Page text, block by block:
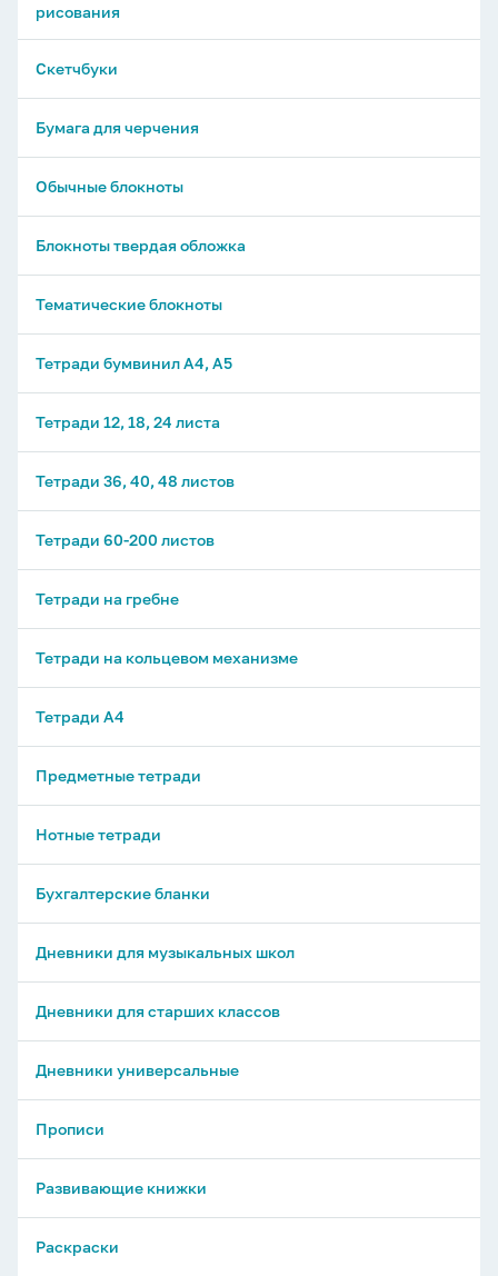
рисования
Скетчбуки
Бумага для черчения
Обычные блокноты
Блокноты твердая обложка
Тематические блокноты
Тетради бумвинил А4, А5
Тетради 12, 18, 24 листа
Тетради 36, 40, 48 листов
Тетради 60-200 листов
Тетради на гребне
Тетради на кольцевом механизме
Тетради А4
Предметные тетради
Нотные тетради
Бухгалтерские бланки
Дневники для музыкальных школ
Дневники для старших классов
Дневники универсальные
Прописи
Развивающие книжки
Раскраски